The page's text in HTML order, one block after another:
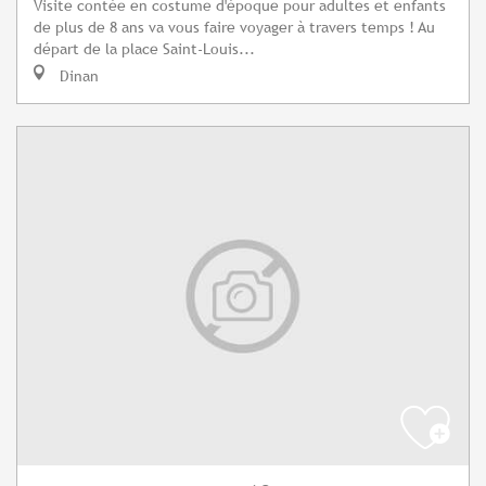
Visite contée en costume d'époque pour adultes et enfants
de plus de 8 ans va vous faire voyager à travers temps ! Au
départ de la place Saint-Louis...
Dinan